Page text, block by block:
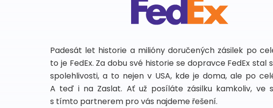
Padesát let historie a milióny doručených zásilek po
to je FedEx. Za dobu své historie se dopravce FedEx stal
spolehlivosti, a to nejen v USA, kde je doma, ale po
A teď i na Zaslat. Ať už posíláte zásilku kamkoliv, ve
s tímto partnerem pro vás najdeme řešení.